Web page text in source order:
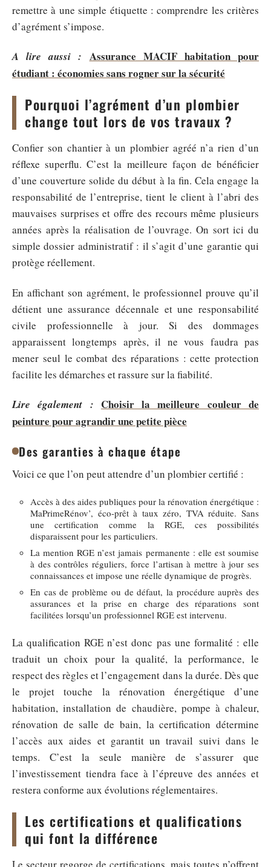
remettre à une simple étiquette : comprendre les critères
d’agrément s’impose.
A lire aussi : Assurance MACIF habitation pour
étudiant : économies sans rogner sur la sécurité
Pourquoi l’agrément d’un plombier
change tout lors de vos travaux ?
Confier son chantier à un plombier agréé n’a rien d’un
réflexe superflu. C’est la meilleure façon de bénéficier
d’une couverture solide du début à la fin. Cela engage la
responsabilité de l’entreprise, tient le client à l’abri des
mauvaises surprises et offre des recours même plusieurs
années après la réalisation de l’ouvrage. On sort ici du
simple dossier administratif : il s’agit d’une garantie qui
protège réellement.
En affichant son agrément, le professionnel prouve qu’il
détient une assurance décennale et une responsabilité
civile professionnelle à jour. Si des dommages
apparaissent longtemps après, il ne vous faudra pas
mener seul le combat des réparations : cette protection
facilite les démarches et rassure sur la fiabilité.
Lire également : Choisir la meilleure couleur de
peinture pour agrandir une petite pièce
Des garanties à chaque étape
Voici ce que l’on peut attendre d’un plombier certifié :
Accès à des aides publiques pour la rénovation énergétique :
MaPrimeRénov’, éco-prêt à taux zéro, TVA réduite. Sans
une certification comme la RGE, ces possibilités
disparaissent pour les particuliers.
La mention RGE n’est jamais permanente : elle est soumise
à des contrôles réguliers, force l’artisan à mettre à jour ses
connaissances et impose une réelle dynamique de progrès.
En cas de problème ou de défaut, la procédure auprès des
assurances et la prise en charge des réparations sont
facilitées lorsqu’un professionnel RGE est intervenu.
La qualification RGE n’est donc pas une formalité : elle
traduit un choix pour la qualité, la performance, le
respect des règles et l’engagement dans la durée. Dès que
le projet touche la rénovation énergétique d’une
habitation, installation de chaudière, pompe à chaleur,
rénovation de salle de bain, la certification détermine
l’accès aux aides et garantit un travail suivi dans le
temps. C’est la seule manière de s’assurer que
l’investissement tiendra face à l’épreuve des années et
restera conforme aux évolutions réglementaires.
Les certifications et qualifications
qui font la différence